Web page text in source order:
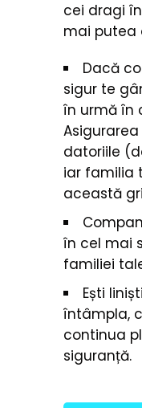
cei dragi
mai putea
Dacă
sigur te
în urmă în
datoriile
iar familia
această
în cel mai
familiei
Ești
întâmpla,
continua
siguranță.